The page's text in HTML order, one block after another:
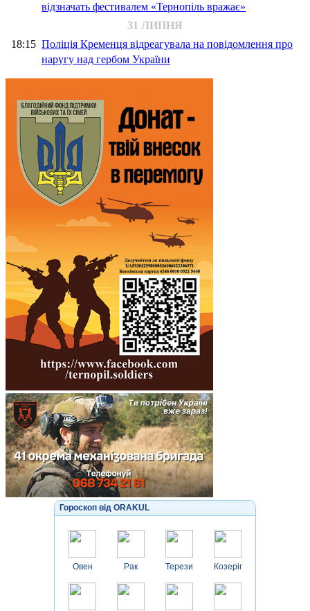
відзначать фестивалем «Тернопіль вражає»
31 ЛИПНЯ
18:15 Поліція Кременця відреагувала на повідомлення про
наругу над гербом України
Гороскоп від ORAKUL
Овен Рак Терези Козеріг